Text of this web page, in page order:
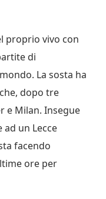
proprio vivo con
di
La sosta ha
dopo tre
e Milan. Insegue
ad un Lecce
facendo
ore per